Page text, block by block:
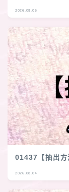
2026.08.05
01437【抽出方
2026.08.04